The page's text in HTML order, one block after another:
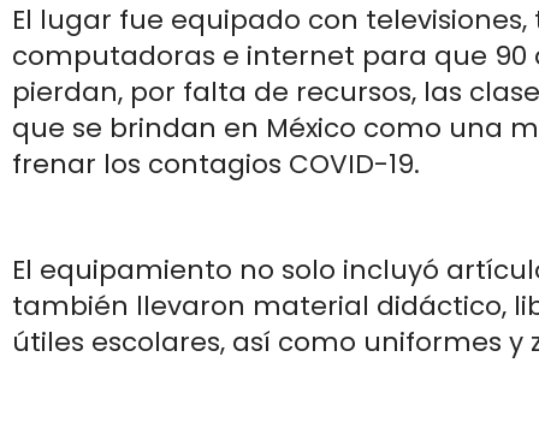
El lugar fue equipado con
computadoras e internet para que 90
pierdan, por falta de recursos, las
que se brindan en México como una
frenar los contagios COVID-19.
El equipamiento no solo incluyó
también llevaron material didáctico,
útiles escolares, así como uniformes y